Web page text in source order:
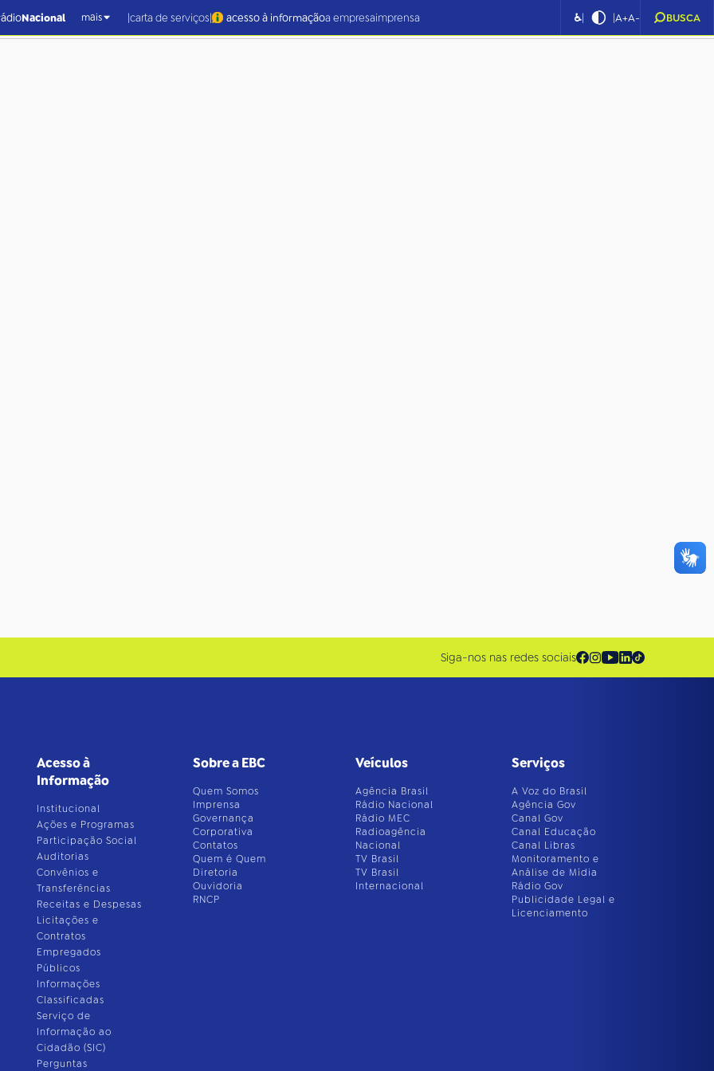
Nacional mais |carta de serviços| acesso à informaçãoa empresaimprensa ♿| |A+A- BUSCA
Siga-nos nas redes sociais
Acesso à
Informação
Institucional
Ações e Programas
Participação Social
Auditorias
Convênios e
Transferências
Receitas e Despesas
Licitações e
Contratos
Empregados
Públicos
Informações
Classificadas
Serviço de
Informação ao
Cidadão (SIC)
Perguntas
Sobre a EBC
Quem Somos
Imprensa
Governança
Corporativa
Contatos
Quem é Quem
Diretoria
Ouvidoria
RNCP
Veículos
Agência Brasil
Rádio Nacional
Rádio MEC
Radioagência
Nacional
TV Brasil
TV Brasil
Internacional
Serviços
A Voz do Brasil
Agência Gov
Canal Gov
Canal Educação
Canal Libras
Monitoramento e
Análise de Mídia
Rádio Gov
Publicidade Legal e
Licenciamento